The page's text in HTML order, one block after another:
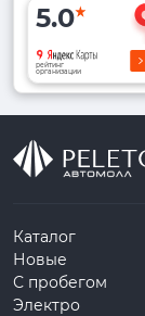
5.0
рейтинг
организации
Каталог
Новые
С пробегом
Электро